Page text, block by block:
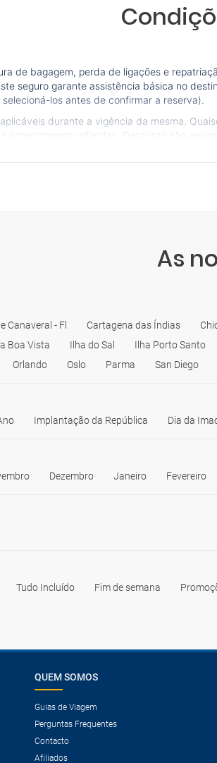
de bagagem, perda de ligações e
seguro garante assistência básica no
los antes de confirmar a reserva).
durante a vigência da mesma.
anteriormente referidas. Desconto não
As
Canaveral - Fl Cartagena das Índias
Boa Vista Ilha do Sal Ilha Porto Santo
Orlando Oslo Parma San Diego
Implantação da República Dia da
Dezembro Janeiro Fevereiro
Tudo Incluído Fim de semana
QUEM SOMOS
Guias de Viagem
Perguntas Frequentes
Contacto
Afiliados